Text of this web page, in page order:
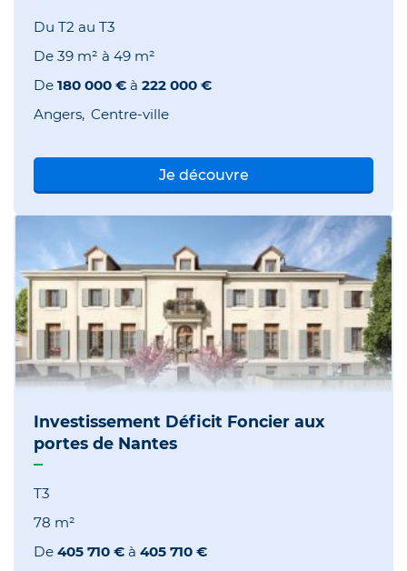
Du T2 au T3
De 39 m² à 49 m²
De 180 000 € à 222 000 €
Angers Centre-ville
Je découvre
Investissement Déficit Foncier aux
portes de Nantes
T3
78 m²
De 405 710 € à 405 710 €